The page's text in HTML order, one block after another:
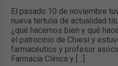
El pasado 10 de noviembre
nueva tertulia de actualidad
¿qué hacemos bien y qué
el patrocinio de Chiesi y
farmacéutico y profesor
Farmacia Clínica y […]